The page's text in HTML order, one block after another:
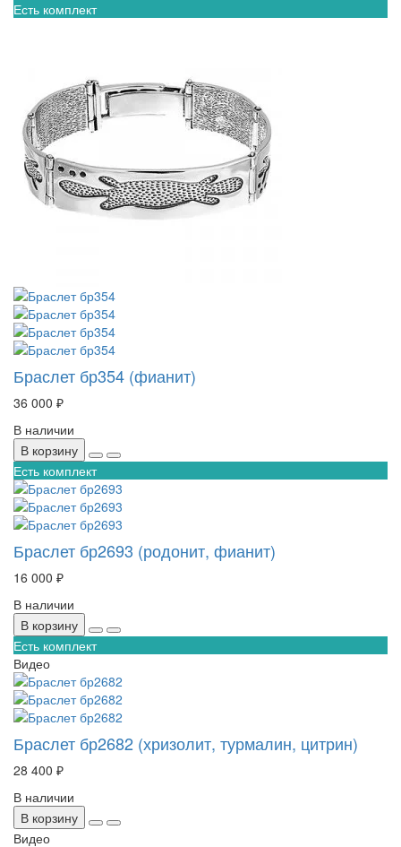
Есть комплект
Браслет бр354 (фианит)
36 000 ₽
В наличии
В корзину
Есть комплект
Браслет бр2693 (родонит, фианит)
16 000 ₽
В наличии
В корзину
Есть комплект
Видео
Браслет бр2682 (хризолит, турмалин, цитрин)
28 400 ₽
В наличии
В корзину
Видео